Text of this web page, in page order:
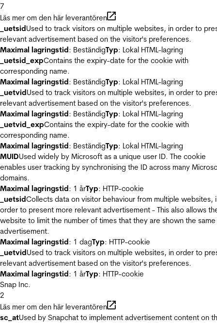
7
Läs mer om den här leverantören
_uetsidUsed to track visitors on multiple websites, in order to
relevant advertisement based on the visitor's preferences.
Maximal lagringstid: BeständigTyp: Lokal HTML-lagring
_uetsid_expContains the expiry-date for the cookie with
corresponding name.
Maximal lagringstid: BeständigTyp: Lokal HTML-lagring
_uetvidUsed to track visitors on multiple websites, in order to
relevant advertisement based on the visitor's preferences.
Maximal lagringstid: BeständigTyp: Lokal HTML-lagring
_uetvid_expContains the expiry-date for the cookie with
corresponding name.
Maximal lagringstid: BeständigTyp: Lokal HTML-lagring
MUIDUsed widely by Microsoft as a unique user ID. The cookie
enables user tracking by synchronising the ID across many
domains.
Maximal lagringstid: 1 årTyp: HTTP-cookie
_uetsidCollects data on visitor behaviour from multiple websites,
order to present more relevant advertisement - This also allows
website to limit the number of times that they are shown the same
advertisement.
Maximal lagringstid: 1 dagTyp: HTTP-cookie
_uetvidUsed to track visitors on multiple websites, in order to
relevant advertisement based on the visitor's preferences.
Maximal lagringstid: 1 årTyp: HTTP-cookie
Snap Inc.
2
Läs mer om den här leverantören
sc_atUsed by Snapchat to implement advertisement content on